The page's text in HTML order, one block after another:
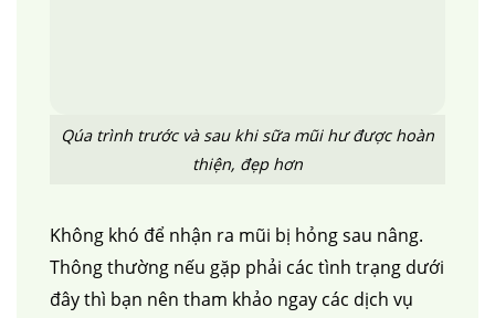
Qúa trình trước và sau khi sữa mũi hư được hoàn
thiện, đẹp hơn
Không khó để nhận ra mũi bị hỏng sau nâng.
Thông thường nếu gặp phải các tình trạng dưới
đây thì bạn nên tham khảo ngay các dịch vụ